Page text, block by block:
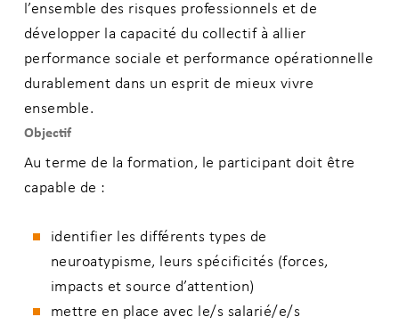
l’ensemble des risques professionnels et de
développer la capacité du collectif à allier
performance sociale et performance opérationnelle
durablement dans un esprit de mieux vivre
ensemble.
Objectif
Au terme de la formation, le participant doit être
capable de :
identifier les différents types de
neuroatypisme, leurs spécificités (forces,
impacts et source d’attention)
mettre en place avec le/s salarié/e/s